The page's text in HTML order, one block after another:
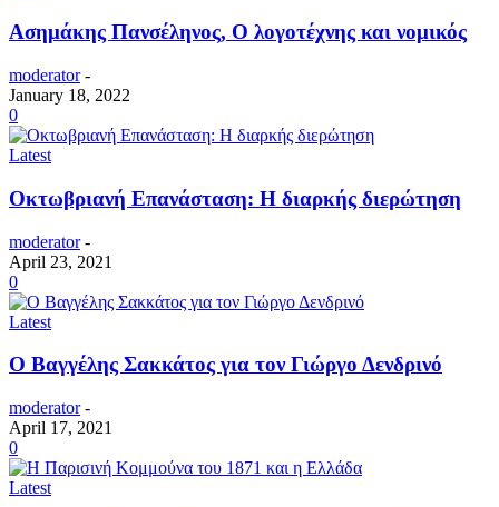
Ασημάκης Πανσέληνος, Ο λογοτέχνης και νομικός
moderator -
January 18, 2022
0
Latest
Οκτωβριανή Επανάσταση: Η διαρκής διερώτηση
moderator -
April 23, 2021
0
Latest
O Bαγγέλης Σακκάτος για τον Γιώργο Δενδρινό
moderator -
April 17, 2021
0
Latest